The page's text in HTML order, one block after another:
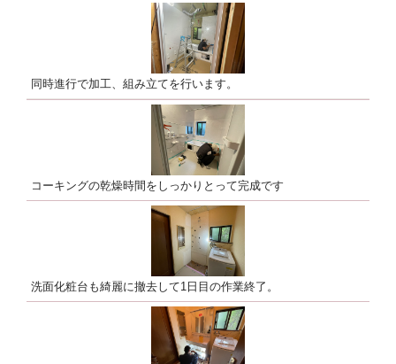
同時進行で加工、組み立てを行います。
コーキングの乾燥時間をしっかりとって完成です
洗面化粧台も綺麗に撤去して1日目の作業終了。